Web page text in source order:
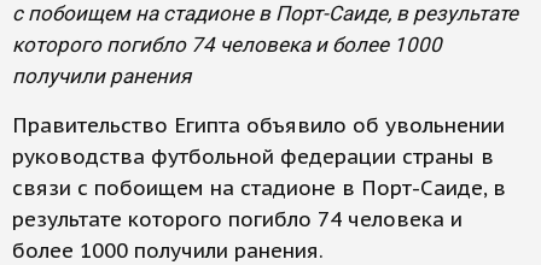
с побоищем на стадионе в Порт-Саиде, в результате
которого погибло 74 человека и более 1000
получили ранения
Правительство Египта объявило об увольнении
руководства футбольной федерации страны в
связи с побоищем на стадионе в Порт-Саиде, в
результате которого погибло 74 человека и
более 1000 получили ранения.